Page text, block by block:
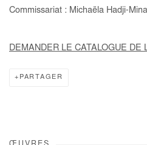
Commissariat : Michaëla Hadji-
DEMANDER LE CATALOGUE DE
PARTAGER